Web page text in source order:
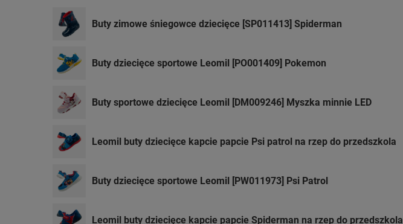
Buty zimowe śniegowce dziecięce [SP011413] Spiderman
Buty dziecięce sportowe Leomil [PO001409] Pokemon
Buty sportowe dziecięce Leomil [DM009246] Myszka minnie LED
Leomil buty dziecięce kapcie papcie Psi patrol na rzep do przedszkola
Buty dziecięce sportowe Leomil [PW011973] Psi Patrol
Leomil buty dziecięce kapcie papcie Spiderman na rzep do przedszkola